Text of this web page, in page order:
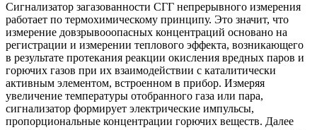
Сигнализатор загазованности СГГ непрерывного измерения
работает по термохимическому принципу. Это значит, что
измерение довзрывооопасных концентраций основано на
регистрации и измерении теплового эффекта, возникающего
в результате протекания реакции окисления вредных паров и
горючих газов при их взаимодействии с каталитически
активным элементом, встроенном в прибор. Измеряя
увеличение температуры отобранного газа или пара,
сигнализатор формирует электрические импульсы,
пропорциональные концентрации горючих веществ. Далее